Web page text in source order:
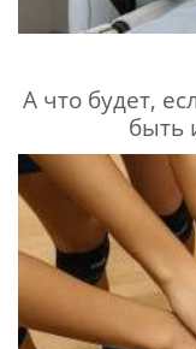
А что будет,
быть